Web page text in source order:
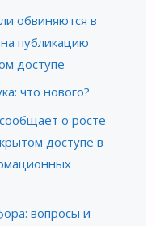
обвиняются в
публикацию
доступе
что нового?
о росте
доступе в
вопросы и